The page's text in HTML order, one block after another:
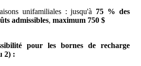
unifamiliales : jusqu'à 75 % des
admissibles, maximum 750 $
pour les bornes de recharge
2) :